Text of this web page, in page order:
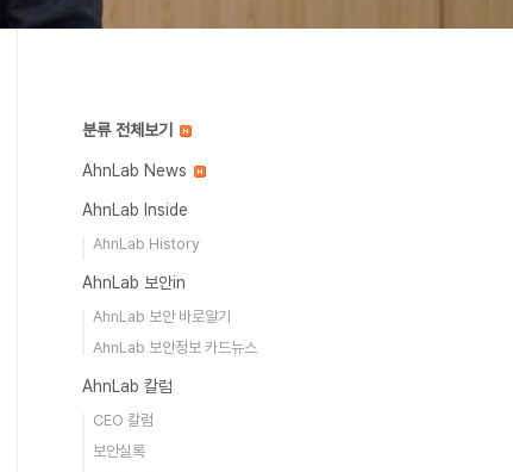
분류 전체보기
AhnLab News
AhnLab Inside
AhnLab History
AhnLab 보안in
AhnLab 보안 바로알기
AhnLab 보안정보 카드뉴스
AhnLab 칼럼
CEO 칼럼
보안실록